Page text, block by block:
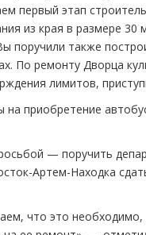
первый этап
из края в размере
поручили также
По ремонту Дворца
лимитов,
приобретение
— поручить
Артем-Находка
что это